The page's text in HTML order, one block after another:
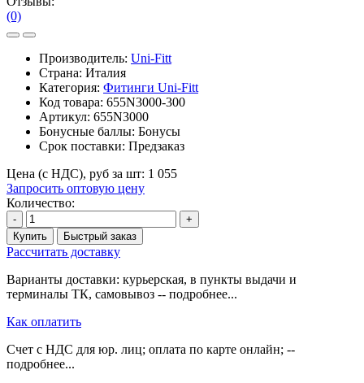
(0)
Производитель: Uni-Fitt
Страна: Италия
Категория: Фитинги Uni-Fitt
Код товара: 655N3000-300
Артикул: 655N3000
Бонусные баллы: Бонусы
Срок поставки: Предзаказ
Цена (с НДС), руб за шт: 1 055
Запросить оптовую цену
Количество:
-
+
Купить
Быстрый заказ
Рассчитать доставку
Варианты доставки: курьерская, в пункты выдачи и
терминалы ТК, самовывоз -- подробнее...
Как оплатить
Счет с НДС для юр. лиц; оплата по карте онлайн; --
подробнее...